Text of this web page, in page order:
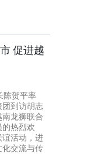
促进越
陈贺平率
团到访胡志
龙狮联合
热烈欢
谊活动，进
化交流与传